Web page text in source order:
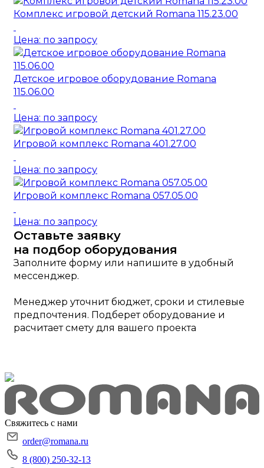
Комплекс игровой детский Romana 115.23.00
Цена: по запросу
Детское игровое оборудование Romana
115.06.00
Цена: по запросу
Игровой комплекс Romana 401.27.00
Цена: по запросу
Игровой комплекс Romana 057.05.00
Цена: по запросу
Оставьте заявку
на подбор оборудования
Заполните форму или напишите в удобный
мессенджер.
Менеджер уточнит бюджет, сроки и стилевые
предпочтения. Подберет оборудование и
расчитает смету для вашего проекта
Свяжитесь с нами
order@romana.ru
8 (800) 250-32-13